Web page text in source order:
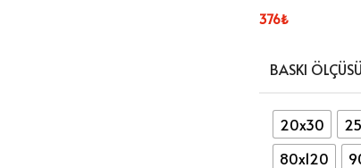
376₺
BASKI
20x30
80x120